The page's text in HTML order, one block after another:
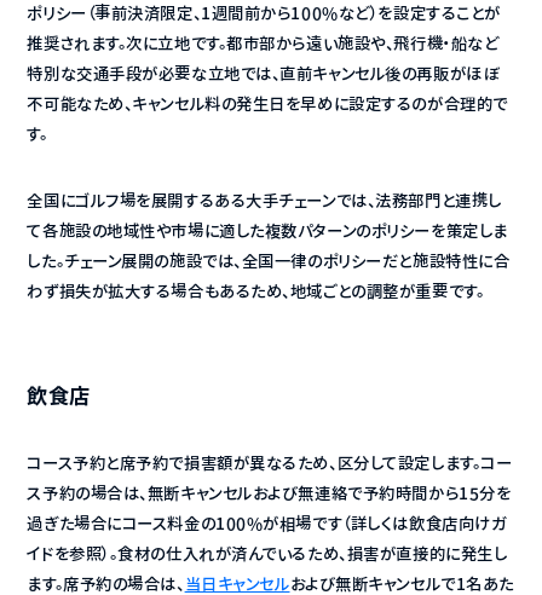
ポリシー（事前決済限定、1週間前から100%など）を設定することが
推奨されます。次に立地です。都市部から遠い施設や、飛行機・船など
特別な交通手段が必要な立地では、直前キャンセル後の再販がほぼ
不可能なため、キャンセル料の発生日を早めに設定するのが合理的で
す。
全国にゴルフ場を展開するある大手チェーンでは、法務部門と連携し
て各施設の地域性や市場に適した複数パターンのポリシーを策定しま
した。チェーン展開の施設では、全国一律のポリシーだと施設特性に合
わず損失が拡大する場合もあるため、地域ごとの調整が重要です。
飲食店
コース予約と席予約で損害額が異なるため、区分して設定します。コー
ス予約の場合は、無断キャンセルおよび無連絡で予約時間から15分を
過ぎた場合にコース料金の100%が相場です（詳しくは飲食店向けガ
イドを参照）。食材の仕入れが済んでいるため、損害が直接的に発生し
ます。席予約の場合は、 当日キャンセルおよび無断キャンセルで1名あた